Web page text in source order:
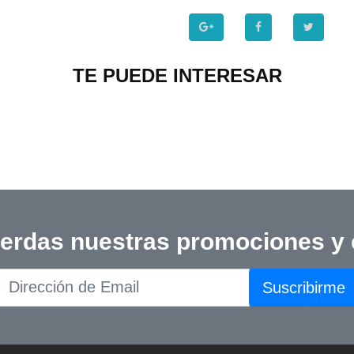
TE PUEDE INTERESAR
nuestras promociones y
Suscribirme